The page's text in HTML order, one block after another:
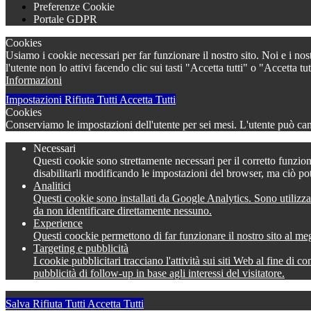
Preferenze Cookie
Portale GDPR
Cookies
Usiamo i cookie necessari per far funzionare il nostro sito. Noi e i
l'utente non lo attivi facendo clic sui tasti "Accetta tutti" o "Accetta
Informazioni
Impostazioni Rifiuta TuttiAccetta Tutti
Cookies
Conserviamo le impostazioni dell'utente per sei mesi. L'utente può
Necessari
Questi cookie sono strettamente necessari per il corretto
disabilitarli modificando le impostazioni del browser, ma ciò
Analitici
Questi cookie sono installati da Google Analytics. Sono
da non identificare direttamente nessuno.
Experience
Questi coockie permettono di far funzionare il nostro sito al
Targeting e pubblicità
I cookie pubblicitari tracciano l'attività sui siti Web al fine di
pubblicità di follow-up in base agli interessi del visitatore.
Salva Rifiuta TuttiAccetta Tutti